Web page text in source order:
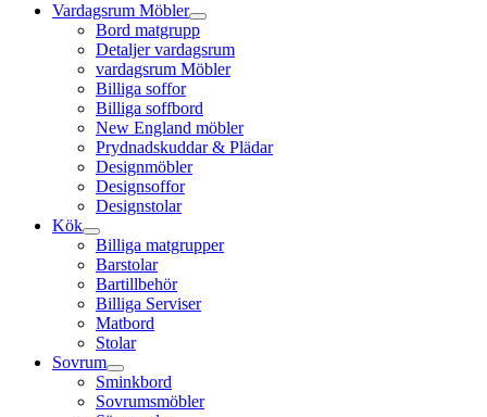
Vardagsrum Möbler
Bord matgrupp
Detaljer vardagsrum
vardagsrum Möbler
Billiga soffor
Billiga soffbord
New England möbler
Prydnadskuddar & Plädar
Designmöbler
Designsoffor
Designstolar
Kök
Billiga matgrupper
Barstolar
Bartillbehör
Billiga Serviser
Matbord
Stolar
Sovrum
Sminkbord
Sovrumsmöbler